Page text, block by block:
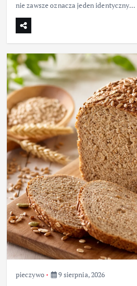
nie zawsze oznacza jeden identyczny…
pieczywo 9 sierpnia, 2026